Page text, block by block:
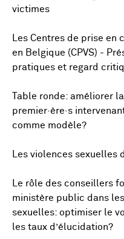
victimes
Les Centres de prise
en Belgique (CPVS) -
pratiques et regard
Table ronde: améliorer
premier·ère·s
comme modèle?
Les violences
Le rôle des conseillers
ministère public dans
sexuelles: optimiser le
les taux d’élucidation?